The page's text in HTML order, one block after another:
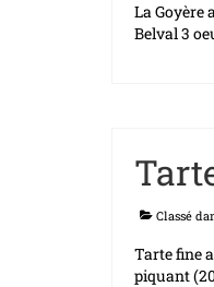
La Goyère
Belval 3
Classé
Tarte fine
piquant